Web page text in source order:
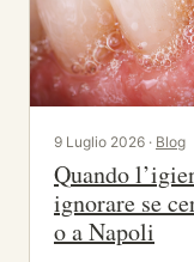
9 Luglio 2026 · Blog
Quando
ignorare se
o a Napoli